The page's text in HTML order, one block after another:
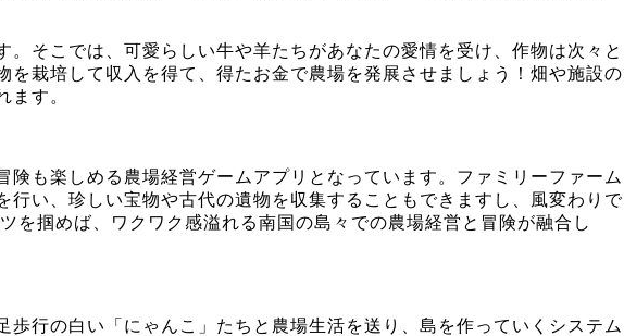
そこでは、可愛らしい牛や羊たちがあなたの愛情を受け、作物は次々と
栽培して収入を得て、得たお金で農場を発展させましょう！畑や施設の
ます。
も楽しめる農場経営ゲームアプリとなっています。ファミリーファーム
い、珍しい宝物や古代の遺物を収集することもできますし、風変わりで
を掴めば、ワクワク感溢れる南国の島々での農場経営と冒険が融合し
行の白い「にゃんこ」たちと農場生活を送り、島を作っていくシステム